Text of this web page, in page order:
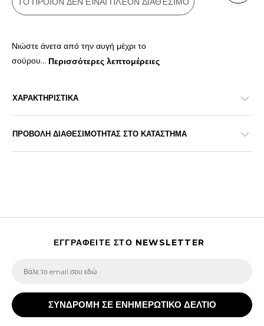
Νιώστε άνετα από την αυγή μέχρι το
σούρου... Περισσότερες λεπτομέρειες
ΧΑΡΑΚΤΗΡΙΣΤΙΚΑ
ΠΡΟΒΟΛΗ ΔΙΑΘΕΣΙΜΟΤΗΤΑΣ ΣΤΟ ΚΑΤΑΣΤΗΜΑ
ΕΓΓΡΑΦΕΙΤΕ ΣΤΟ NEWSLETTER
ΣΥΝΔΡΟΜΗ ΣΕ ΕΝΗΜΕΡΩΤΙΚΟ ΔΕΛΤΙΟ